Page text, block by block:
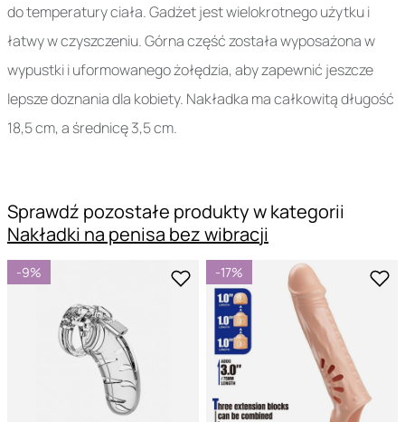
do temperatury ciała. Gadżet jest wielokrotnego użytku i
łatwy w czyszczeniu. Górna część została wyposażona w
wypustki i uformowanego żołędzia, aby zapewnić jeszcze
lepsze doznania dla kobiety. Nakładka ma całkowitą długość
18,5 cm, a średnicę 3,5 cm.
Sprawdź pozostałe produkty w kategorii
Nakładki na penisa bez wibracji
-9% -17%